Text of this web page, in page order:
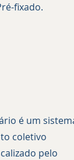
fixado.
é um
coletivo
pelo